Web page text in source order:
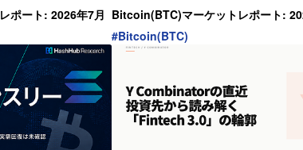
ポート: 2026年7月 Bitcoin(BTC)マーケットレポート:
#Bitcoin(BTC)